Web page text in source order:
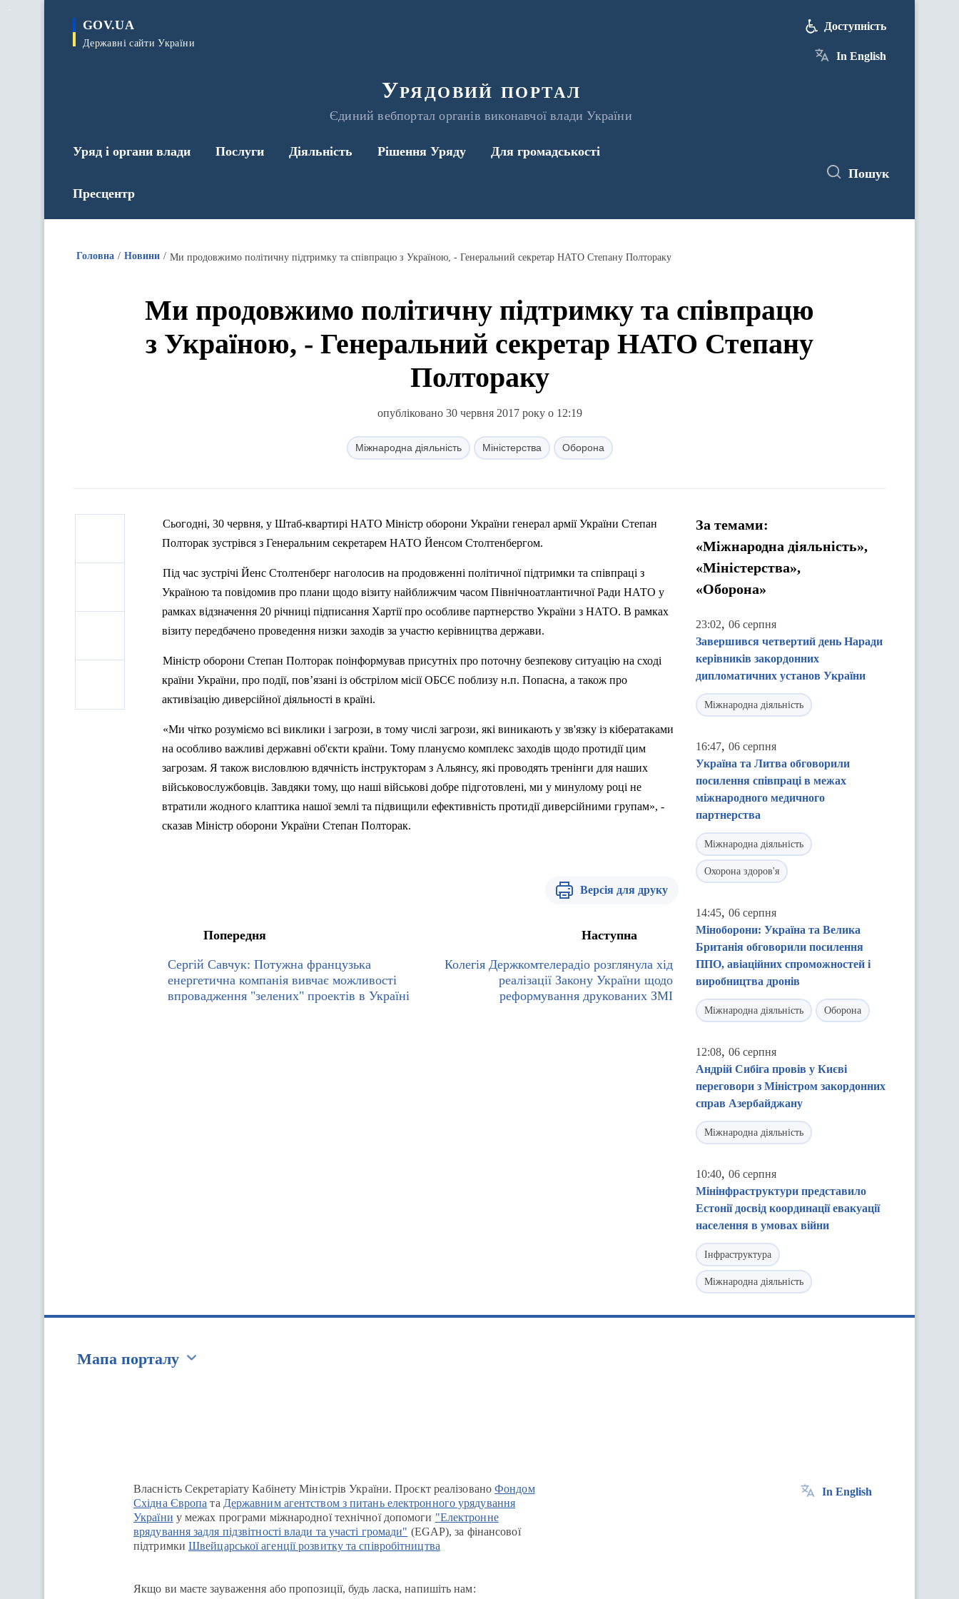
GOV.UA
Державні сайти України
Урядовий портал
Єдиний вебпортал органів виконавчої влади України
Доступність
In English
Уряд і органи влади Послуги Діяльність Рішення Уряду Для громадськості
Пресцентр
Пошук
Головна Новини Ми продовжимо політичну підтримку та співпрацю з Україною, - Генеральний секретар НАТО Степану Полтораку
Ми продовжимо політичну підтримку та співпрацю
з Україною, - Генеральний секретар НАТО Степану
Полтораку
опубліковано 30 червня 2017 року о 12:19
Міжнародна діяльність Міністерства Оборона
Сьогодні, 30 червня, у Штаб-квартирі НАТО Міністр оборони України генерал армії України Степан
Полторак зустрівся з Генеральним секретарем НАТО Йенсом Столтенбергом.
Під час зустрічі Йенс Столтенберг наголосив на продовженні політичної підтримки та співпраці з
Україною та повідомив про плани щодо візиту найближчим часом Північноатлантичної Ради НАТО у
рамках відзначення 20 річниці підписання Хартії про особливе партнерство України з НАТО. В рамках
візиту передбачено проведення низки заходів за участю керівництва держави.
Міністр оборони Степан Полторак поінформував присутніх про поточну безпекову ситуацію на сході
країни України, про події, пов’язані із обстрілом місії ОБСЄ поблизу н.п. Попасна, а також про
активізацію диверсійної діяльності в країні.
«Ми чітко розуміємо всі виклики і загрози, в тому числі загрози, які виникають у зв'язку із кібератаками
на особливо важливі державні об'єкти країни. Тому плануємо комплекс заходів щодо протидії цим
загрозам. Я також висловлюю вдячність інструкторам з Альянсу, які проводять тренінги для наших
військовослужбовців. Завдяки тому, що наші військові добре підготовлені, ми у минулому році не
втратили жодного клаптика нашої землі та підвищили ефективність протидії диверсійними групам», -
сказав Міністр оборони України Степан Полторак.
Версія для друку
Попередня
Сергій Савчук: Потужна французька
енергетична компанія вивчає можливості
впровадження "зелених" проектів в Україні
Наступна
Колегія Держкомтелерадіо розглянула хід
реалізації Закону України щодо
реформування друкованих ЗМІ
За темами:
«Міжнародна діяльність»,
«Міністерства»,
«Оборона»
23:02, 06 серпня
Завершився четвертий день Наради
керівників закордонних
дипломатичних установ України
Міжнародна діяльність
16:47, 06 серпня
Україна та Литва обговорили
посилення співпраці в межах
міжнародного медичного
партнерства
Міжнародна діяльність
Охорона здоров'я
14:45, 06 серпня
Міноборони: Україна та Велика
Британія обговорили посилення
ППО, авіаційних спроможностей і
виробництва дронів
Міжнародна діяльність Оборона
12:08, 06 серпня
Андрій Сибіга провів у Києві
переговори з Міністром закордонних
справ Азербайджану
Міжнародна діяльність
10:40, 06 серпня
Мінінфраструктури представило
Естонії досвід координації евакуації
населення в умовах війни
Інфраструктура
Міжнародна діяльність
Мапа порталу
Власність Секретаріату Кабінету Міністрів України. Проєкт реалізованоФондом
Східна Європа та Державним агентством з питань електронного урядування
України у межах програми міжнародної технічної допомоги "Електронне
врядування задля підзвітності влади та участі громади" (EGAP), за фінансової
підтримки Швейцарської агенції розвитку та співробітництва
Якщо ви маєте зауваження або пропозиції, будь ласка, напишіть нам:
In English